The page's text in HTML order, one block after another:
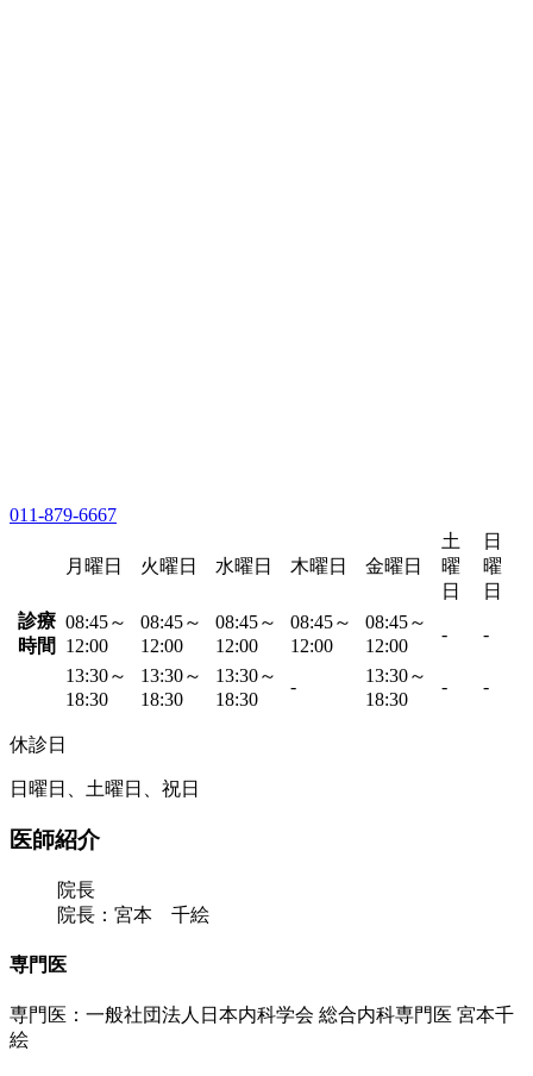
011-879-6667
月曜日 火曜日 水曜日 木曜日 金曜日
土
曜
日
日
曜
日
診療
時間
08:45～
12:00
08:45～
12:00
08:45～
12:00
08:45～
12:00
08:45～
12:00
- -
13:30～
18:30
13:30～
18:30
13:30～
18:30
-
13:30～
18:30
- -
休診日
日曜日、土曜日、祝日
医師紹介
院長
院長：宮本 千絵
専門医
専門医：一般社団法人日本内科学会 総合内科専門医 宮本千
絵